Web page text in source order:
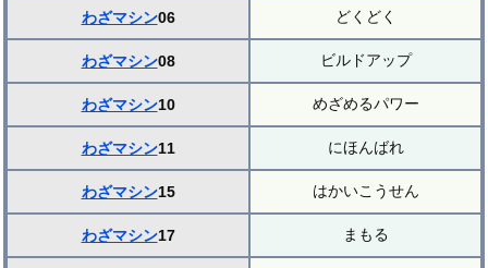
わざマシン06 どくどく
わざマシン08 ビルドアップ
わざマシン10 めざめるパワー
わざマシン11 にほんばれ
わざマシン15 はかいこうせん
わざマシン17 まもる